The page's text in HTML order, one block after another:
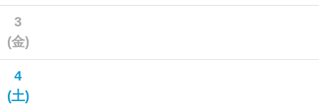
3
(金)
4
(土)